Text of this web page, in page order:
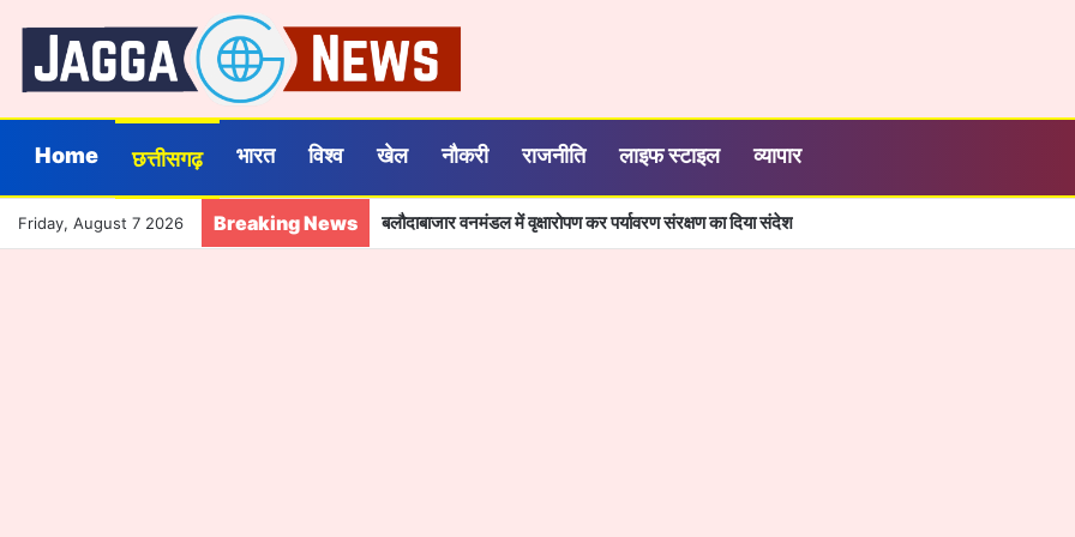
Home छत्तीसगढ़ भारत विश्व खेल नौकरी राजनीति लाइफ स्टाइल व्यापार
Friday, August 7 2026 Breaking News बलौदाबाजार वनमंडल में वृक्षारोपण कर पर्यावरण संरक्षण का दिया संदेश